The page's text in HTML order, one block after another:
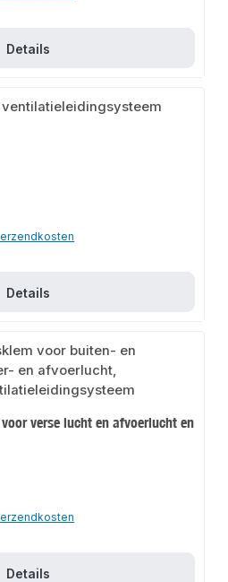
Details
Details
verse lucht en afvoerlucht en
Details